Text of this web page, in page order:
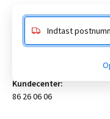
Anelystparken 16, 8381
Kundecenter:
86 26 06 06
Indtast